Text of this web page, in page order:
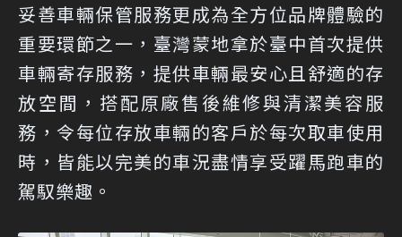
妥善車輛保管服務更成為全方位品牌體驗的
重要環節之一，臺灣蒙地拿於臺中首次提供
車輛寄存服務，提供車輛最安心且舒適的存
放空間，搭配原廠售後維修與清潔美容服
務，令每位存放車輛的客戶於每次取車使用
時，皆能以完美的車況盡情享受躍馬跑車的
駕馭樂趣。